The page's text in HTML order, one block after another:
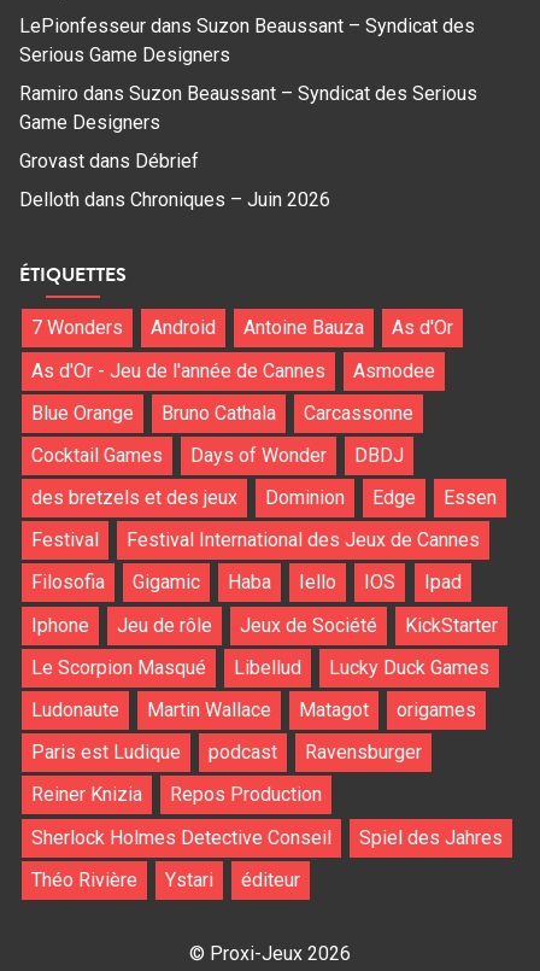
LePionfesseur dans Suzon Beaussant – Syndicat des
Serious Game Designers
Ramiro dans Suzon Beaussant – Syndicat des Serious
Game Designers
Grovast dans Débrief
Delloth dans Chroniques – Juin 2026
ÉTIQUETTES
7 Wonders Android Antoine Bauza
As d'Or
As d'Or - Jeu de l'année de Cannes
Asmodee
Blue Orange
Bruno Cathala
Carcassonne
Cocktail Games
Days of Wonder
DBDJ
des bretzels et des jeux
Dominion Edge
Essen
Festival
Festival International des Jeux de Cannes
Filosofia
Gigamic Haba Iello IOS
Ipad
Iphone
Jeu de rôle Jeux de Société
KickStarter
Le Scorpion Masqué
Libellud
Lucky Duck Games
Ludonaute
Martin Wallace Matagot
origames
Paris est Ludique
podcast
Ravensburger
Reiner Knizia
Repos Production
Sherlock Holmes Detective Conseil
Spiel des Jahres
Théo Rivière
Ystari éditeur
© Proxi-Jeux 2026